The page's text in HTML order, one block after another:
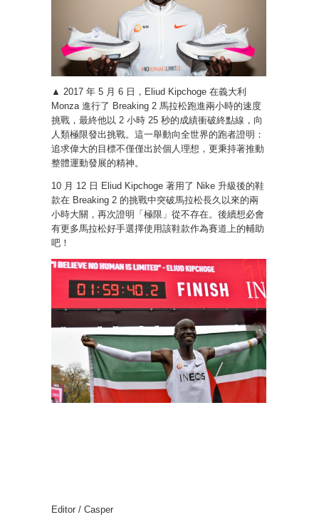
▲ 2017 年 5 月 6 日，Eliud Kipchoge 在義大利
Monza 進行了 Breaking 2 馬拉松跑進兩小時的速度
挑戰，最終他以 2 小時 25 秒的成績衝破終點線，向
人類極限發出挑戰。這一舉動向全世界的跑者證明：
追求偉大的目標不僅僅出於個人理想，更秉持著推動
整體運動發展的精神。
10 月 12 日 Eliud Kipchoge 著用了 Nike 升級後的鞋
款在 Breaking 2 的挑戰中突破馬拉松長久以來的兩
小時大關，再次證明「極限」從不存在。後續想必會
有更多馬拉松好手選擇使用該鞋款作為賽道上的輔助
吧！
Editor / Casper